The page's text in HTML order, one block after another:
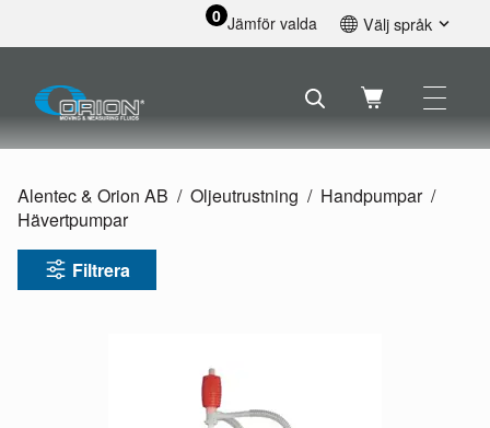
0 Jämför valda Välj språk
Svenska
Français
Nederlands
Deutsch
Alentec & Orion AB Oljeutrustning
Handpumpar
Hävertpumpar
Filtrera